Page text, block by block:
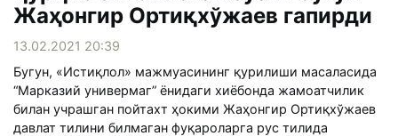
Жаҳонгир Ортиқхўжаев гапирди
13.02.2021 20:39
Бугун, «Истиқлол» мажмуасининг қурилиши масаласида
“Марказий универмаг” ёнидаги хиёбонда жамоатчилик
билан учрашган пойтахт ҳокими Жаҳонгир Ортиқхўжаев
давлат тилини билмаган фуқароларга рус тилида